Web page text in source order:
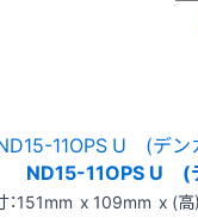
ND15-11OPS U (
：151mm x 109mm x (高